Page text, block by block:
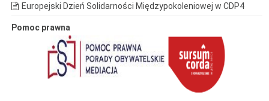
Europejski Dzień Solidarności Międzypokoleniowej w CDP4
Pomoc prawna